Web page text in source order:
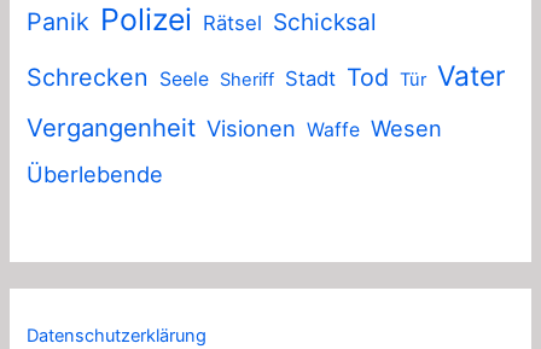
Panik Polizei Rätsel Schicksal
Schrecken
Seele Sheriff Stadt Tod Tür Vater
Vergangenheit Visionen Waffe Wesen
Überlebende
Datenschutzerklärung